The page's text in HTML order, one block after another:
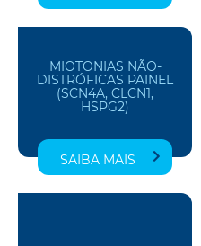
MIOTONIAS NÃO-
DISTRÓFICAS PAINEL
(SCN4A, CLCN1,
HSPG2)
SAIBA MAIS